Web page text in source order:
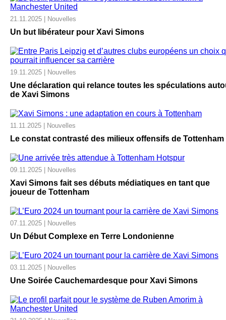
21.11.2025 | Nouvelles
Un but libérateur pour Xavi Simons
19.11.2025 | Nouvelles
Une déclaration qui relance toutes les spéculations
de Xavi Simons
11.11.2025 | Nouvelles
Le constat contrasté des milieux offensifs de Tottenham
09.11.2025 | Nouvelles
Xavi Simons fait ses débuts médiatiques en tant que
joueur de Tottenham
07.11.2025 | Nouvelles
Un Début Complexe en Terre Londonienne
03.11.2025 | Nouvelles
Une Soirée Cauchemardesque pour Xavi Simons